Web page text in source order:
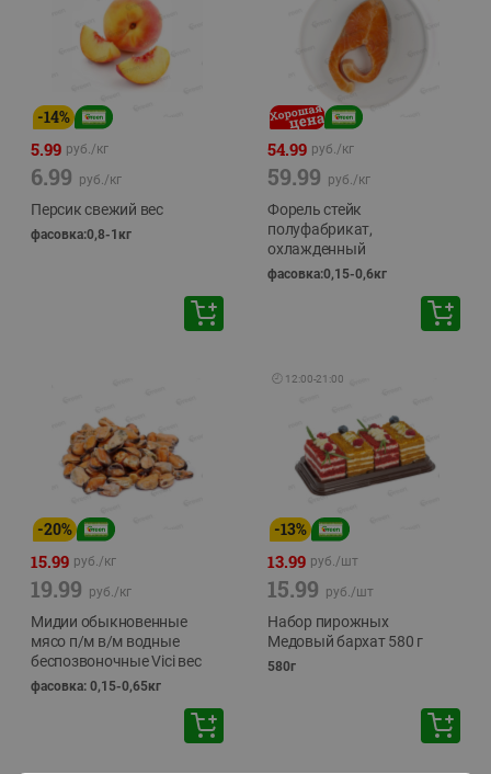
-14%
5.99 руб./кг
6.99 руб./кг
Персик свежий вес
фасовка:0,8-1кг
54.99 руб./кг
59.99 руб./кг
Форель стейк
полуфабрикат,
охлажденный
фасовка:0,15-0,6кг
-20%
15.99 руб./кг
19.99 руб./кг
Мидии обыкновенные
мясо п/м в/м водные
беспозвоночные Vici вес
фасовка: 0,15-0,65кг
🕘 12:00-21:00
-13%
13.99 руб./шт
15.99 руб./шт
Набор пирожных
Медовый бархат 580 г
580г